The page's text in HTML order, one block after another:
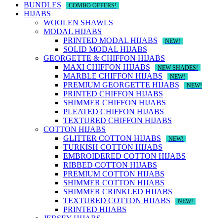
BUNDLES COMBO OFFERS!
HIJABS
WOOLEN SHAWLS
MODAL HIJABS
PRINTED MODAL HIJABS
NEW!
SOLID MODAL HIJABS
GEORGETTE & CHIFFON HIJABS
MAXI CHIFFON HIJABS
NEW SHADES!
MARBLE CHIFFON HIJABS NEW!
PREMIUM GEORGETTE HIJABS NEW!
PRINTED CHIFFON HIJABS
SHIMMER CHIFFON HIJABS
PLEATED CHIFFON HIJABS
TEXTURED CHIFFON HIJABS
COTTON HIJABS
GLITTER COTTON HIJABS
NEW!
TURKISH COTTON HIJABS
EMBROIDERED COTTON HIJABS
RIBBED COTTON HIJABS
PREMIUM COTTON HIJABS
SHIMMER COTTON HIJABS
SHIMMER CRINKLED HIJABS
TEXTURED COTTON HIJABS
NEW!
PRINTED HIJABS